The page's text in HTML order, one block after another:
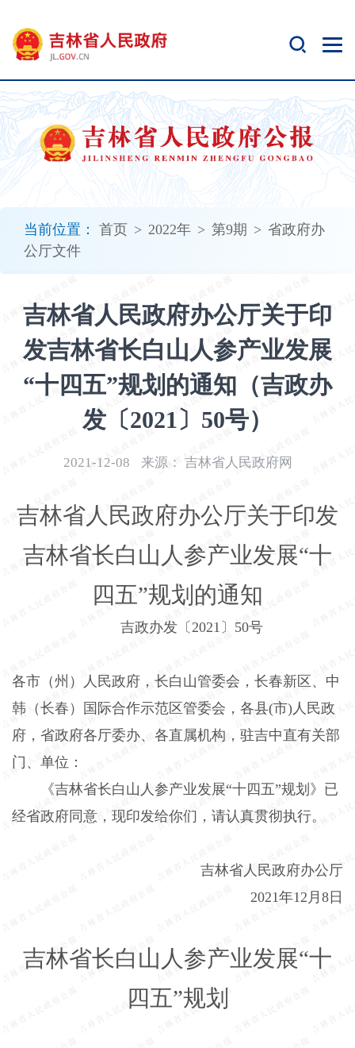
当前位置： 首页 > 2022年 > 第9期 > 省政府办
公厅文件
吉林省人民政府办公厅关于印
发吉林省长白山人参产业发展
“十四五”规划的通知（吉政办
发〔2021〕50号）
2021-12-08 来源： 吉林省人民政府网
吉林省人民政府办公厅关于印发
吉林省长白山人参产业发展“十
四五”规划的通知
吉政办发〔2021〕50号
各市（州）人民政府，长白山管委会，长春新区、中
韩（长春）国际合作示范区管委会，各县(市)人民政
府，省政府各厅委办、各直属机构，驻吉中直有关部
门、单位：
《吉林省长白山人参产业发展“十四五”规划》已
经省政府同意，现印发给你们，请认真贯彻执行。
吉林省人民政府办公厅
2021年12月8日
吉林省长白山人参产业发展“十
四五”规划
开
无
障
碍
说
明
加